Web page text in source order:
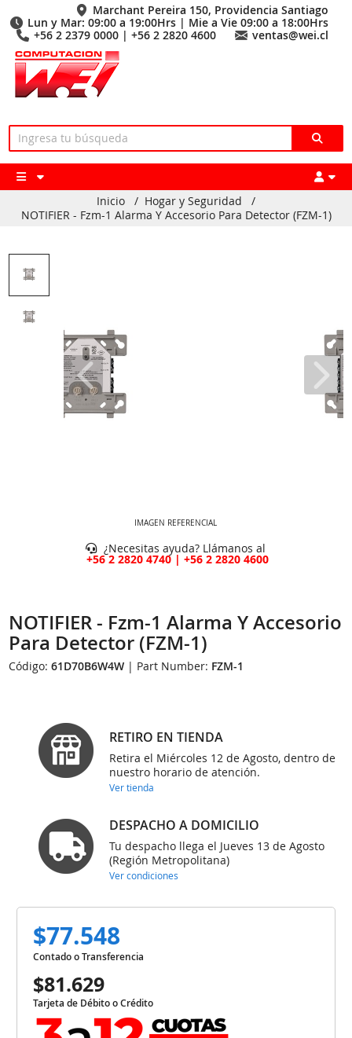
Marchant Pereira 150, Providencia Santiago
Lun y Mar: 09:00 a 19:00Hrs | Mie a Vie 09:00 a 18:00Hrs
+56 2 2379 0000 | +56 2 2820 4600
ventas@wei.cl
Inicio / Hogar y Seguridad
/
NOTIFIER - Fzm-1 Alarma Y Accesorio Para Detector (FZM-1)
IMAGEN REFERENCIAL
¿Necesitas ayuda? Llámanos al
+56 2 2820 4740 | +56 2 2820 4600
NOTIFIER - Fzm-1 Alarma Y Accesorio
Para Detector (FZM-1)
Código:61D70B6W4W | Part Number: FZM-1
RETIRO EN TIENDA
Retira el Miércoles 12 de Agosto, dentro de
nuestro horario de atención.
Ver tienda
DESPACHO A DOMICILIO
Tu despacho llega el Jueves 13 de Agosto
(Región Metropolitana)
Ver condiciones
$77.548
Contado o Transferencia
$81.629
Tarjeta de Débito o Crédito